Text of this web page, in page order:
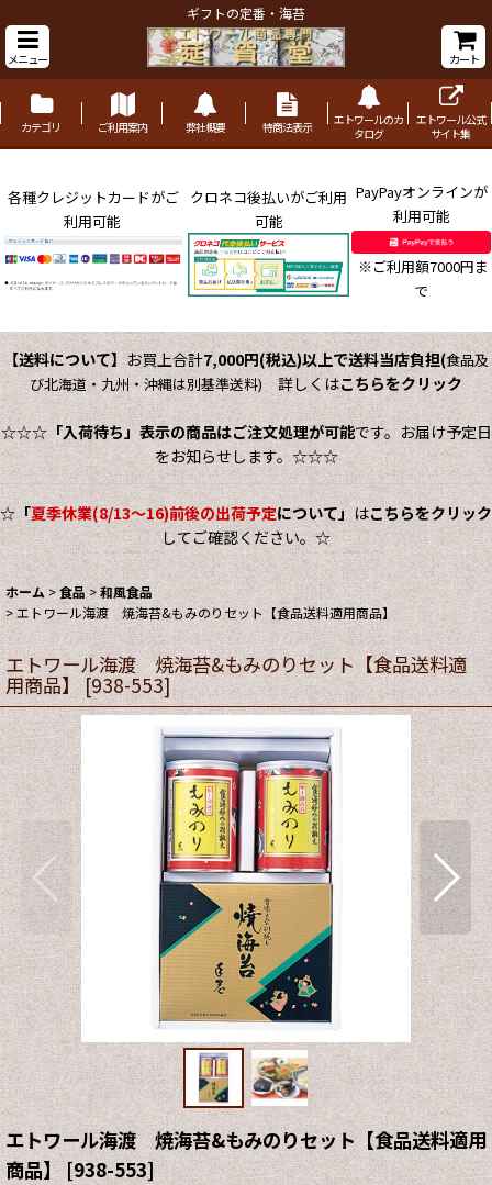
ギフトの定番・海苔
メニュー カート
カテゴリ ご利用案内 弊社概要 特商法表示
エトワールのカ
タログ
エトワール公式
サイト集
各種クレジットカードがご
利用可能
クロネコ後払いがご利用
可能
PayPayオンラインが
利用可能
※ご利用額7000円ま
で
【送料について】 お買上合計7,000円(税込)以上で送料当店負担(食品及
び北海道・九州・沖縄は別基準送料)詳しくはこちらをクリック
☆☆☆「入荷待ち」表示の商品はご注文処理が可能です。お届け予定日
をお知らせします。☆☆☆
☆「夏季休業(8/13～16)前後の出荷予定について」はこちらをクリック
してご確認ください。☆
ホーム >食品 >和風食品
>エトワール海渡 焼海苔&もみのりセット【食品送料適用商品】
エトワール海渡 焼海苔&もみのりセット【食品送料適
用商品】[938-553]
エトワール海渡 焼海苔&もみのりセット【食品送料適用
商品】 [938-553]